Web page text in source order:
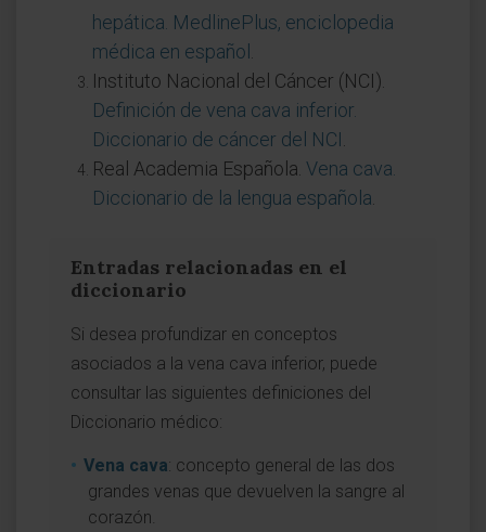
hepática. MedlinePlus, enciclopedia
médica en español
Instituto Nacional del Cáncer (NCI).
Definición de vena cava inferior.
Diccionario de cáncer del NCI
Real Academia Española. Vena cava.
Diccionario de la lengua española
Entradas relacionadas en el
diccionario
Si desea profundizar en conceptos
asociados a la vena cava inferior, puede
consultar las siguientes definiciones del
Diccionario médico:
Vena cava: concepto general de las dos
grandes venas que devuelven la sangre al
corazón.